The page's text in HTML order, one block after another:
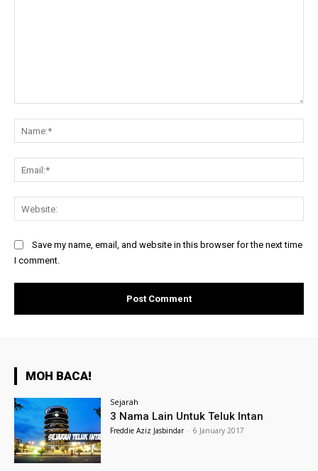
Save my name, email, and website in this browser for the next time
I comment.
MOH BACA!
Sejarah
3 Nama Lain Untuk Teluk Intan
Freddie Aziz Jasbindar - 6 January 2017